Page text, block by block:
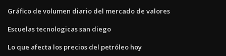
Gráfico de volumen diario del mercado de valores
Escuelas tecnologicas san diego
Lo que afecta los precios del petróleo hoy